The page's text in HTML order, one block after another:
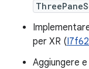
per XR (
Aggiungere